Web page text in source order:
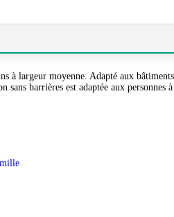
largeur moyenne. Adapté aux
barrières est adaptée aux